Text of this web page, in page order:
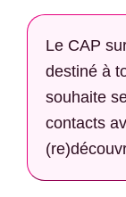
Le CAP
destiné à
souhaite
contacts